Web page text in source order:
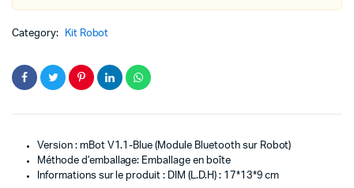
Category: Kit Robot
Version : mBot V1.1-Blue (Module Bluetooth sur Robot)
Méthode d’emballage: Emballage en boîte
Informations sur le produit : DIM (L.D.H) : 17*13*9 cm